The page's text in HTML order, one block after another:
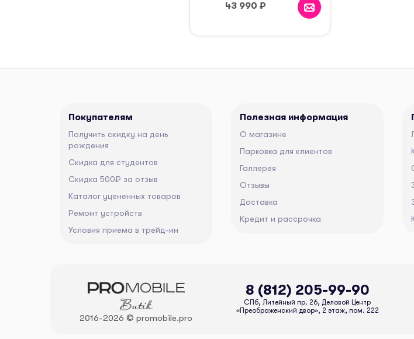
43 990 ₽
Покупателям
Получить скидку на день
рождения
Скидка для студентов
Скидка 500₽ за отзыв
Каталог уцененных товаров
Ремонт устройств
Условия приема в трейд-ин
Полезная информация
О магазине
Парковка для клиентов
Галлерея
Отзывы
Доставка
Кредит и рассрочка
2016-2026 © promobile.pro
8 (812) 205-99-90
СПб, Литейный пр. 26, Деловой Центр
«Преображенский двор», 2 этаж, пом. 222